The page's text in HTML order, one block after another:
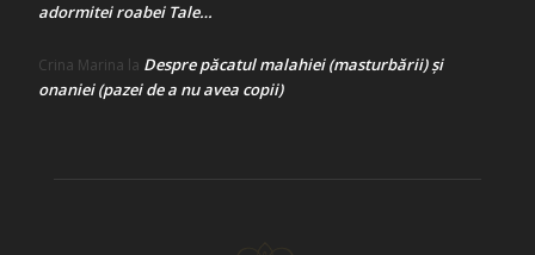
adormitei roabei Tale…
Crina Marina la Despre păcatul malahiei (masturbării) şi
onaniei (pazei de a nu avea copii)